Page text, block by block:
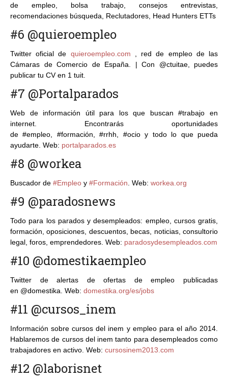
de empleo, bolsa trabajo, consejos entrevistas,
recomendaciones búsqueda, Reclutadores, Head Hunters ETTs
#6 @quieroempleo
Twitter oficial de quieroempleo.com
, red de empleo de las
Cámaras de Comercio de España. | Con @ctuitae, puedes
publicar tu CV en 1 tuit.
#7 @Portalparados
Web de información útil para los que buscan #trabajo en
internet. Encontrarás oportunidades
de #empleo, #formación, #rrhh, #ocio y todo lo que pueda
ayudarte. Web: portalparados.es
#8 @workea
Buscador de #Empleo y #Formación . Web: workea.org
#9 @paradosnews
Todo para los parados y desempleados: empleo, cursos gratis,
formación, oposiciones, descuentos, becas, noticias, consultorio
legal, foros, emprendedores. Web: paradosydesempleados.com
#10 @domestikaempleo
Twitter de alertas de ofertas de empleo publicadas
en @domestika. Web: domestika.org/es/jobs
#11 @cursos_inem
Información sobre cursos del inem y empleo para el año 2014.
Hablaremos de cursos del inem tanto para desempleados como
trabajadores en activo. Web: cursosinem2013.com
#12 @laborisnet